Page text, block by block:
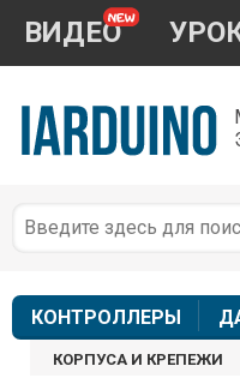
ВИДЕО
КОНТРОЛЛЕРЫ
КОРПУСА И КРЕПЕЖИ